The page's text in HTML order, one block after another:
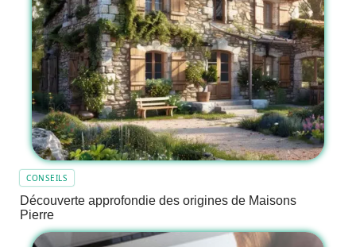
CONSEILS
Découverte approfondie des origines de Maisons
Pierre